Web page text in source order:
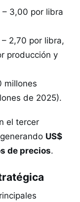
– 3,00 por libra
2,70 por libra,
producción y
millones
de 2025).
el tercer
US$
de precios.